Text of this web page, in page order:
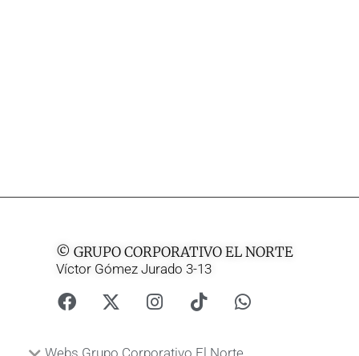
© GRUPO CORPORATIVO EL NORTE
Víctor Gómez Jurado 3-13